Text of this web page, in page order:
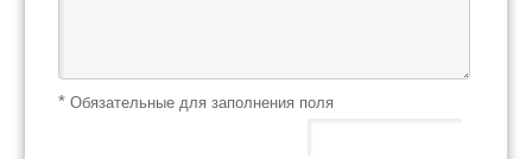
* Обязательные для заполнения поля